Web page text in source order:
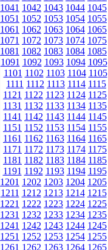
1041 1042 1043 1044 1045
1051 1052 1053 1054 1055
1061 1062 1063 1064 1065
1071 1072 1073 1074 1075
1081 1082 1083 1084 1085
1091 1092 1093 1094 1095
1101 1102 1103 1104 1105
1111 1112 1113 1114 1115
1121 1122 1123 1124 1125
1131 1132 1133 1134 1135
1141 1142 1143 1144 1145
1151 1152 1153 1154 1155
1161 1162 1163 1164 1165
1171 1172 1173 1174 1175
1181 1182 1183 1184 1185
1191 1192 1193 1194 1195
1201 1202 1203 1204 1205
1211 1212 1213 1214 1215
1221 1222 1223 1224 1225
1231 1232 1233 1234 1235
1241 1242 1243 1244 1245
1251 1252 1253 1254 1255
1261 1262 1263 1264 1265